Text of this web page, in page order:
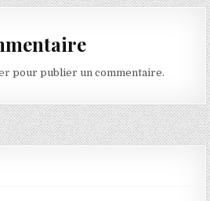
pour publier un commentaire.